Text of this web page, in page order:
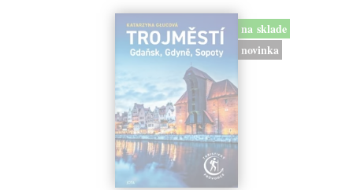
na sklade
novinka